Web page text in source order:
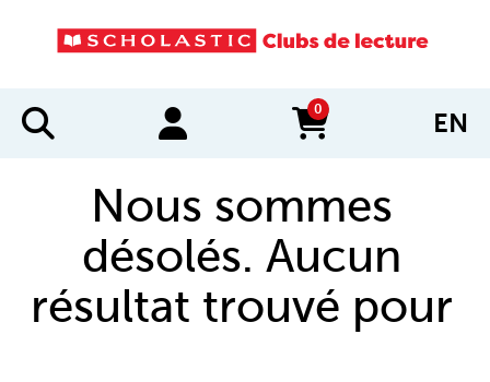
0
items in cart EN
Nous sommes
désolés. Aucun
résultat trouvé pour